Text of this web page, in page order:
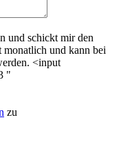
und schickt mir den
monatlich und kann bei
<input
"
zu